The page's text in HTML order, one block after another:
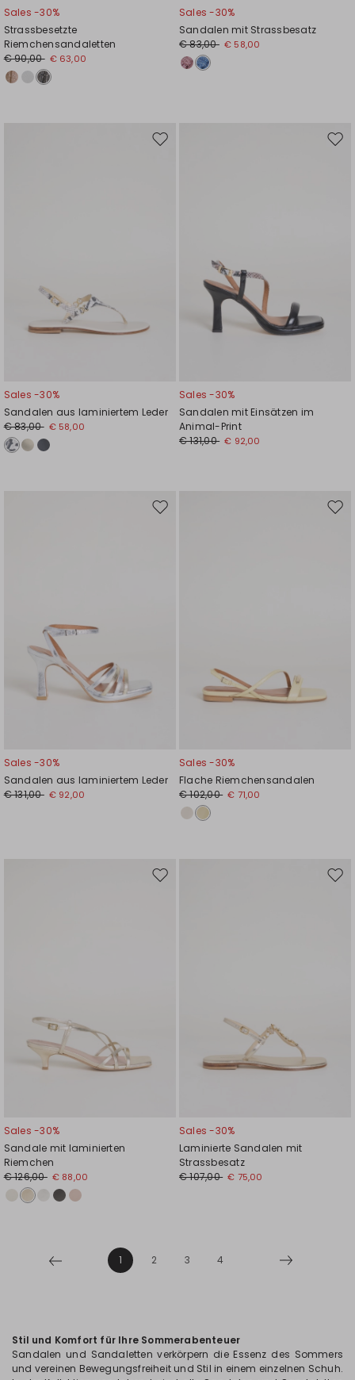
Sales -30%
Strassbesetzte
Riemchensandaletten
€ 90,00 € 63,00
Sales -30%
Sandalen mit Strassbesatz
€ 83,00 € 58,00
Auf
Sales -30%
Sandalen aus laminiertem Leder
€ 83,00 € 58,00
Auf
Sales -30%
Sandalen mit Einsätzen im
Animal-Print
€ 131,00 € 92,00
Auf
Sales -30%
Sandalen aus laminiertem Leder
€ 131,00 € 92,00
Auf
Sales -30%
Flache Riemchensandalen
€ 102,00 € 71,00
Auf
Sales -30%
Sandale mit laminierten
Riemchen
€ 126,00 € 88,00
Auf
Sales -30%
Laminierte Sandalen mit
Strassbesatz
€ 107,00 € 75,00
1 2 3 4
Stil und Komfort für Ihre Sommerabenteuer
Sandalen und Sandaletten verkörpern die Essenz des Sommers
und vereinen Bewegungsfreiheit und Stil in einem einzelnen Schuh.